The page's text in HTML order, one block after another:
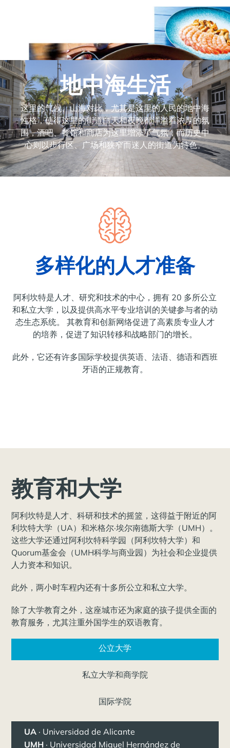
地中海生活
这里的气候、山海对比，尤其是这里的人民的地中海
性格，使得这里的街道白天和夜晚都洋溢着浓厚的氛
围，酒吧、餐馆和商店为这里增添了气氛，而历史中
心则以步行区、广场和狭窄而迷人的街道为特色。
多样化的人才准备
阿利坎特是人才、研究和技术的中心，拥有 20 多所公立
和私立大学，以及提供高水平专业培训的关键参与者的动
态生态系统。 其教育和创新网络促进了高素质专业人才
的培养，促进了知识转移和战略部门的增长。
此外，它还有许多国际学校提供英语、法语、德语和西班
牙语的正规教育。
教育和大学
阿利坎特是人才、科研和技术的摇篮，这得益于附近的阿
利坎特大学（UA）和米格尔·埃尔南德斯大学（UMH）。
这些大学还通过阿利坎特科学园（阿利坎特大学）和
Quorum基金会（UMH科学与商业园）为社会和企业提供
人力资本和知识。
此外，两小时车程内还有十多所公立和私立大学。
除了大学教育之外，这座城市还为家庭的孩子提供全面的
教育服务，尤其注重外国学生的双语教育。
公立大学
私立大学和商学院
国际学院
UA· Universidad de Alicante
UMH· Universidad Miguel Hernández de